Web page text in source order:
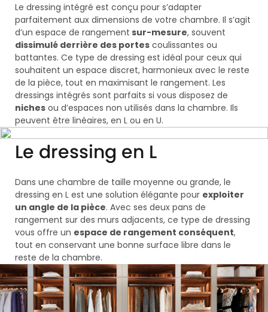
Le dressing intégré est conçu pour s’adapter
parfaitement aux dimensions de votre chambre. Il s’agit
d’un espace de rangement sur-mesure, souvent
dissimulé derrière des portes coulissantes ou
battantes. Ce type de dressing est idéal pour ceux qui
souhaitent un espace discret, harmonieux avec le reste
de la pièce, tout en maximisant le rangement. Les
dressings intégrés sont parfaits si vous disposez de
niches ou d’espaces non utilisés dans la chambre. Ils
peuvent être linéaires, en L ou en U.
Le dressing en L
Dans une chambre de taille moyenne ou grande, le
dressing en L est une solution élégante pour exploiter
un angle de la pièce. Avec ses deux pans de
rangement sur des murs adjacents, ce type de dressing
vous offre un espace de rangement conséquent,
tout en conservant une bonne surface libre dans le
reste de la chambre.